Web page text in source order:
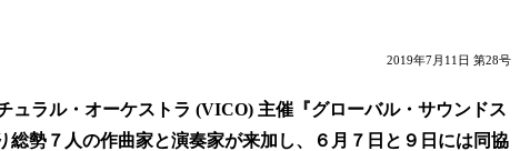
2019年7月11日 第28号
ュラル・オーケストラ (VICO) 主催『グローバル・サウンドス
勢７人の作曲家と演奏家が来加し、６月７日と９日には同協